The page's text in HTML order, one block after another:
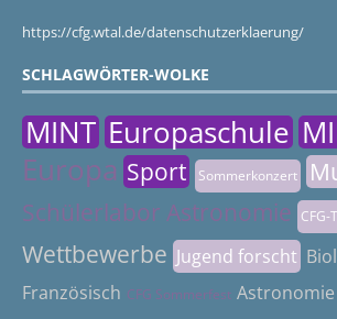
https://cfg.wtal.de/datenschutzerklaerung/
SCHLAGWÖRTER-WOLKE
MINT Europaschule
Europa Sport Sommerkonzert
Schülerlabor Astronomie CFG-
Wettbewerbe Jugend forscht
Französisch CFG Sommerfest Astronomie